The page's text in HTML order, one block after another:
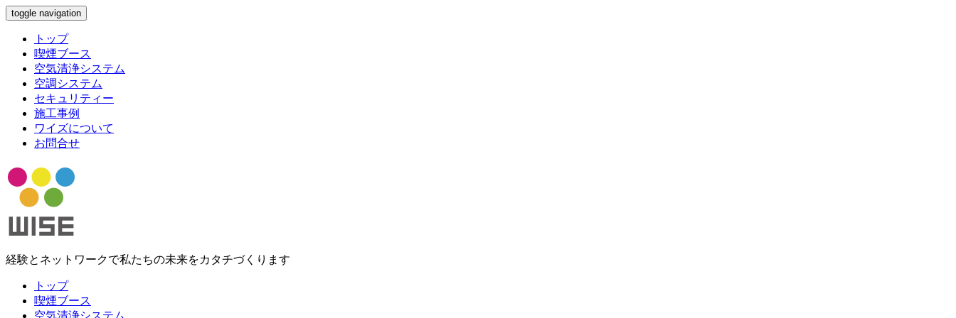
toggle navigation
トップ
喫煙ブース
空気清浄システム
空調システム
セキュリティー
施工事例
ワイズについて
お問合せ
経験とネットワークで私たちの未来をカタチづくります
トップ
喫煙ブース
空気清浄システム